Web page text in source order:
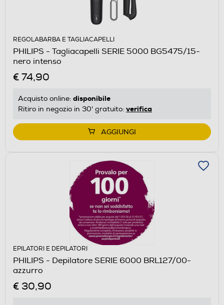
REGOLABARBA E TAGLIACAPELLI
PHILIPS - Tagliacapelli SERIE 5000 BG5475/15-
nero intenso
€ 74,90
Acquisto online: disponibile
Ritiro in negozio in 30' gratuito: verifica
AGGIUNGI
EPILATORI E DEPILATORI
PHILIPS - Depilatore SERIE 6000 BRL127/00-
azzurro
€ 30,90